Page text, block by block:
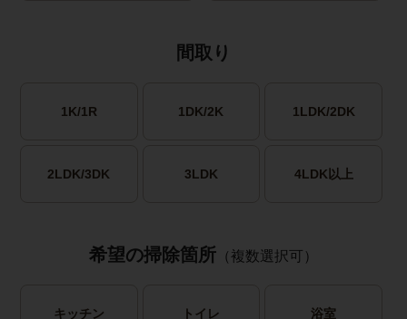
間取り
1K/1R 1DK/2K 1LDK/2DK
2LDK/3DK 3LDK 4LDK以上
希望の掃除箇所 （複数選択可）
キッチン トイレ 浴室